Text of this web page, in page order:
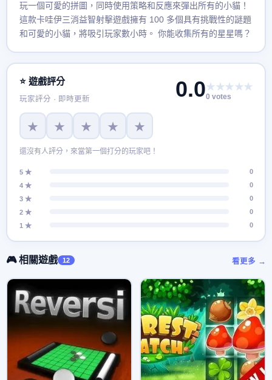
玩一個可愛的拼圖，同時使用策略和反應來彈出所有的小貓！
這款卡哇伊三消益智射擊遊戲擁有 100 多個具有挑戰性的謎題
和可愛的小貓，將吸引玩家數小時。 你能收集所有的星星嗎？
⭐ 遊戲評分
玩家評分 · 即時更新 0.0★★★★★
0 votes
★ ★ ★ ★ ★
還沒有人評分，來當第一個打分的玩家吧！
5 ★
0
4 ★
0
3 ★
0
2 ★
0
1 ★
0
🎮 相關遊戲 12 看更多 →